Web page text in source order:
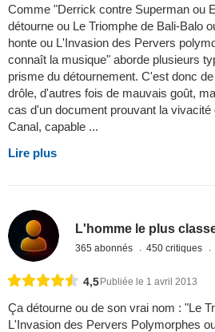
Comme "Derrick contre Superman ou
détourne ou Le Triomphe de Bali-Balo
honte ou L'Invasion des Pervers
connaît la musique" aborde plusieurs
prisme du détournement. C'est donc
drôle, d'autres fois de mauvais goût,
cas d'un document prouvant la vivacité
Canal, capable ...
Lire plus
L'homme le plus
365 abonnés 450 critiques
4,5Publiée le 1 avril 2013
Ça détourne ou de son vrai nom : "Le
L'Invasion des Pervers Polymorphes